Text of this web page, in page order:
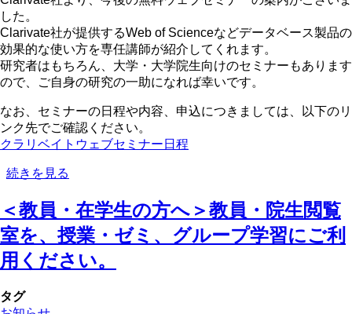
時
間
の
お
知
ら
せ
の
した。
Clarivate社が提供するWeb of Scienceなどデータベース製品の
効果的な使い方を専任講師が紹介してくれます。
研究者はもちろん、大学・大学院生向けのセミナーもあります
ので、ご自身の研究の一助になれば幸いです。
なお、セミナーの日程や内容、申込につきましては、以下のリ
ンク先でご確認ください。
クラリベイトウェブセミナー日程
＜
員・
在
学
生
の
方
へ
続きを見る
＜教員・在学生の方へ＞教員・院生閲覧
室を、授業・ゼミ、グループ学習にご利
用ください。
タグ